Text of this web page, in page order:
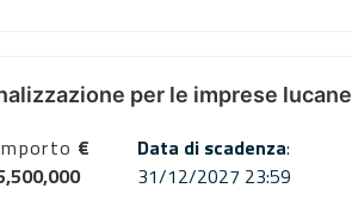
per le imprese lucane
€
Data di scadenza:
31/12/2027 23:59